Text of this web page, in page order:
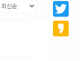
Twitter